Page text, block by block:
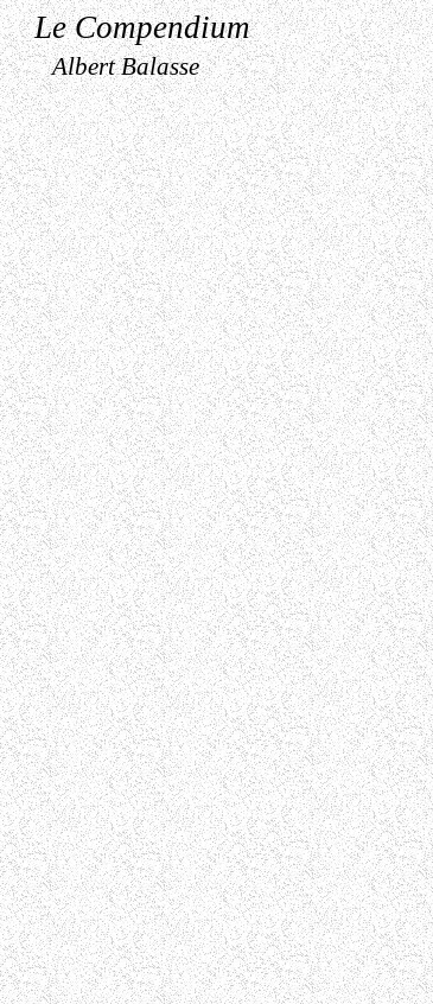
Le Compendium
Albert Balasse